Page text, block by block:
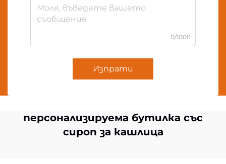
0/1000
Изпрати
персонализируема бутилка със
сироп за кашлица